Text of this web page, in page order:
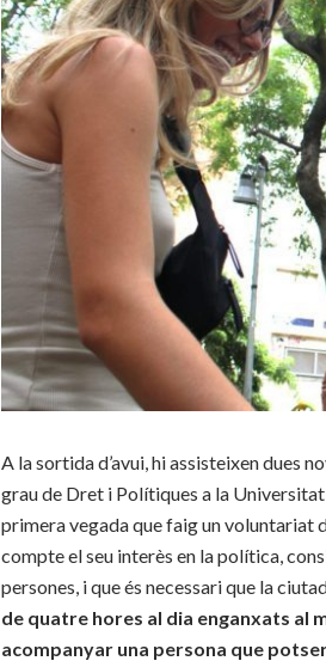
A la sortida d’avui, hi assisteixen dues
grau de Dret i Polítiques a la
primera vegada que faig un voluntariat
compte el seu interès en la política,
persones, i que és necessari que la
de quatre hores al dia enganxats al
acompanyar una persona que